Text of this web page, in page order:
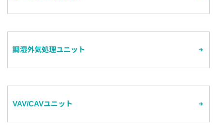
調湿外気処理ユニット
VAV/CAVユニット